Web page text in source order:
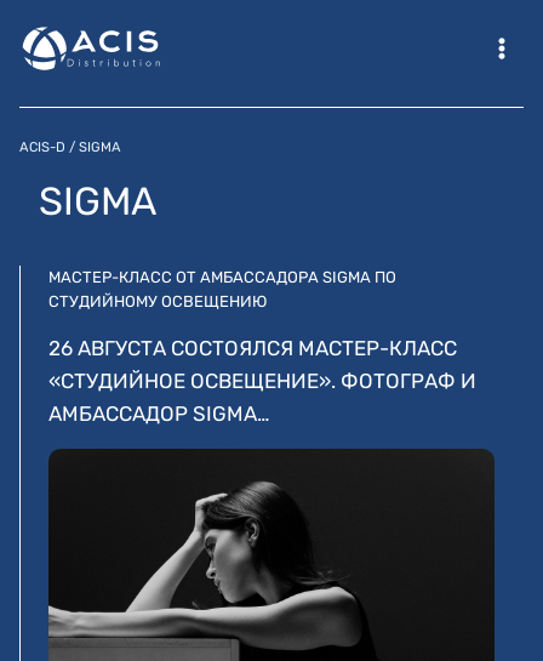
содержимому
ACIS-D / SIGMA
SIGMA
МАСТЕР-КЛАСС ОТ АМБАССАДОРА SIGMA ПО
СТУДИЙНОМУ ОСВЕЩЕНИЮ
26 АВГУСТА СОСТОЯЛСЯ МАСТЕР-КЛАСС
«СТУДИЙНОЕ ОСВЕЩЕНИЕ». ФОТОГРАФ И
АМБАССАДОР SIGMA…